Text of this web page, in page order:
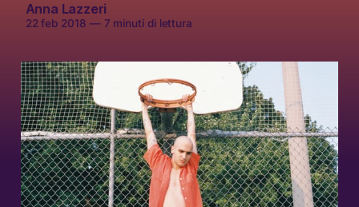
Anna Lazzeri
22 feb 2018 —7 minuti di lettura